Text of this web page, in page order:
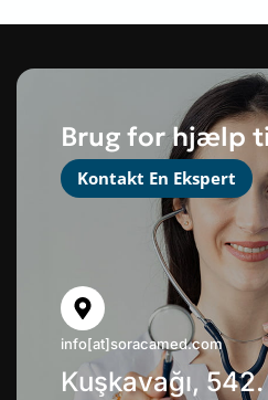
Brug for hjælp
Kontakt En Ekspert
info[at]soracamed.com
Kuşkavağı,